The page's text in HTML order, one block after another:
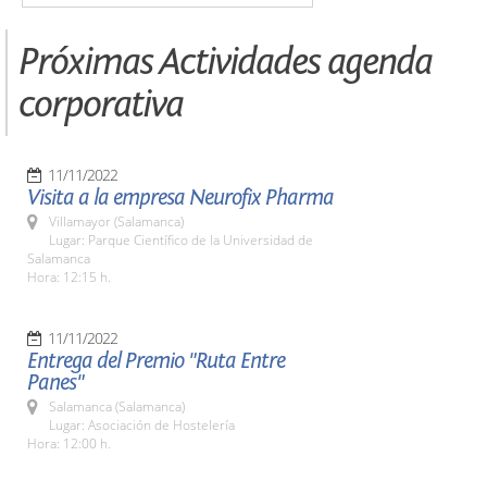
Próximas Actividades agenda
corporativa
11/11/2022
Visita a la empresa Neurofix Pharma
Villamayor (Salamanca)
Lugar: Parque Científico de la Universidad de
Salamanca
Hora: 12:15 h.
11/11/2022
Entrega del Premio "Ruta Entre
Panes"
Salamanca (Salamanca)
Lugar: Asociación de Hostelería
Hora: 12:00 h.